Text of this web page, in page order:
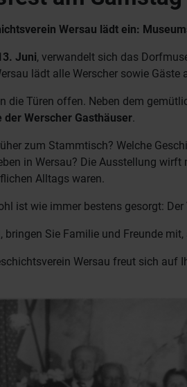
Wersau lädt ein:
Juni, verwandelt sich das
lädt alle Werscher sowie
die Türen offen. Neben dem
der Werscher Gasthäuser.
zum Stammtisch? Welche
in Wersau? Die Ausstellung
Alltags waren.
ist wie immer bestens gesorgt: Der
bringen Sie Familie und Freunde
Wersau freut sich auf